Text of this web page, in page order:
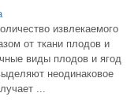
извлекаемого
от ткани плодов и
виды плодов и ягод
неодинаковое
...